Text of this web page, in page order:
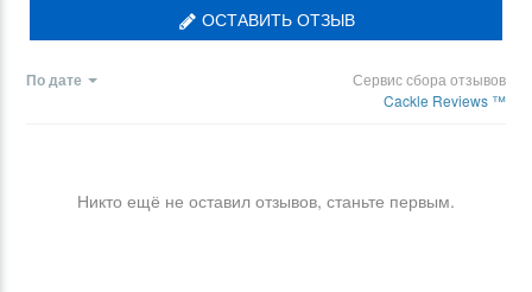
ОСТАВИТЬ ОТЗЫВ
По дате
Сервис сбора отзывов
Cackle Reviews ™
Никто ещё не оставил отзывов, станьте первым.